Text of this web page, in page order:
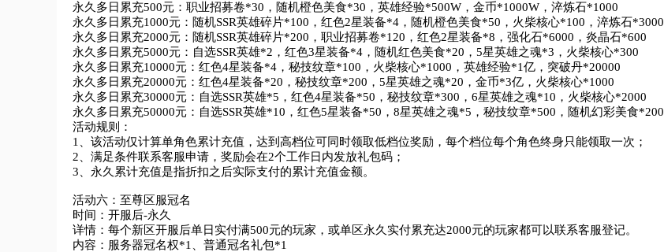
永久多日累充500元：职业招募卷*30，随机橙色美食*30，英雄经验*500W，金币*1000W，淬炼石*1000
永久多日累充1000元：随机SSR英雄碎片*100，红色2星装备*4，随机橙色美食*50，火柴核心*100，淬炼石*3000
永久多日累充2000元：随机SSR英雄碎片*200，职业招募卷*120，红色2星装备*8，强化石*6000，炎晶石*600
永久多日累充5000元：自选SSR英雄*2，红色3星装备*4，随机红色美食*20，5星英雄之魂*3，火柴核心*300
永久多日累充10000元：红色4星装备*4，秘技纹章*100，火柴核心*1000，英雄经验*1亿，突破丹*20000
永久多日累充20000元：红色4星装备*20，秘技纹章*200，5星英雄之魂*20，金币*3亿，火柴核心*1000
永久多日累充30000元：自选SSR英雄*5，红色4星装备*50，秘技纹章*300，6星英雄之魂*10，火柴核心*2000
永久多日累充50000元：自选SSR英雄*10，红色5星装备*50，8星英雄之魂*5，秘技纹章*500，随机幻彩美食*200
活动规则：
1、该活动仅计算单角色累计充值，达到高档位可同时领取低档位奖励，每个档位每个角色终身只能领取一次；
2、满足条件联系客服申请，奖励会在2个工作日内发放礼包码；
3、永久累计充值是指折扣之后实际支付的累计充值金额。
活动六：至尊区服冠名
时间：开服后-永久
详情：每个新区开服后单日实付满500元的玩家，或单区永久实付累充达2000元的玩家都可以联系客服登记。
内容：服务器冠名权*1、普通冠名礼包*1